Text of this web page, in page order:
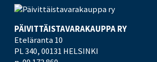
PÄIVITTÄISTAVARA­KAUPPA RY
Eteläranta 10
PL 340,00131 HELSINKI